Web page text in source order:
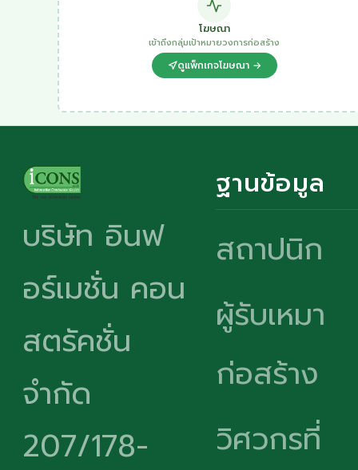
โฆษณา
เข้าถึงกลุ่มเป้าหมายวงการก่อสร้าง
ดูแพ็กเกจโฆษณา →
บริษัท อินฟ
อร์เมชั่น คอน
สตรัคชั่น
จำกัด
207/178-
ฐานข้อมูล
สถาปนิก
ผู้รับเหมา
ก่อสร้าง
วิศวกรที่